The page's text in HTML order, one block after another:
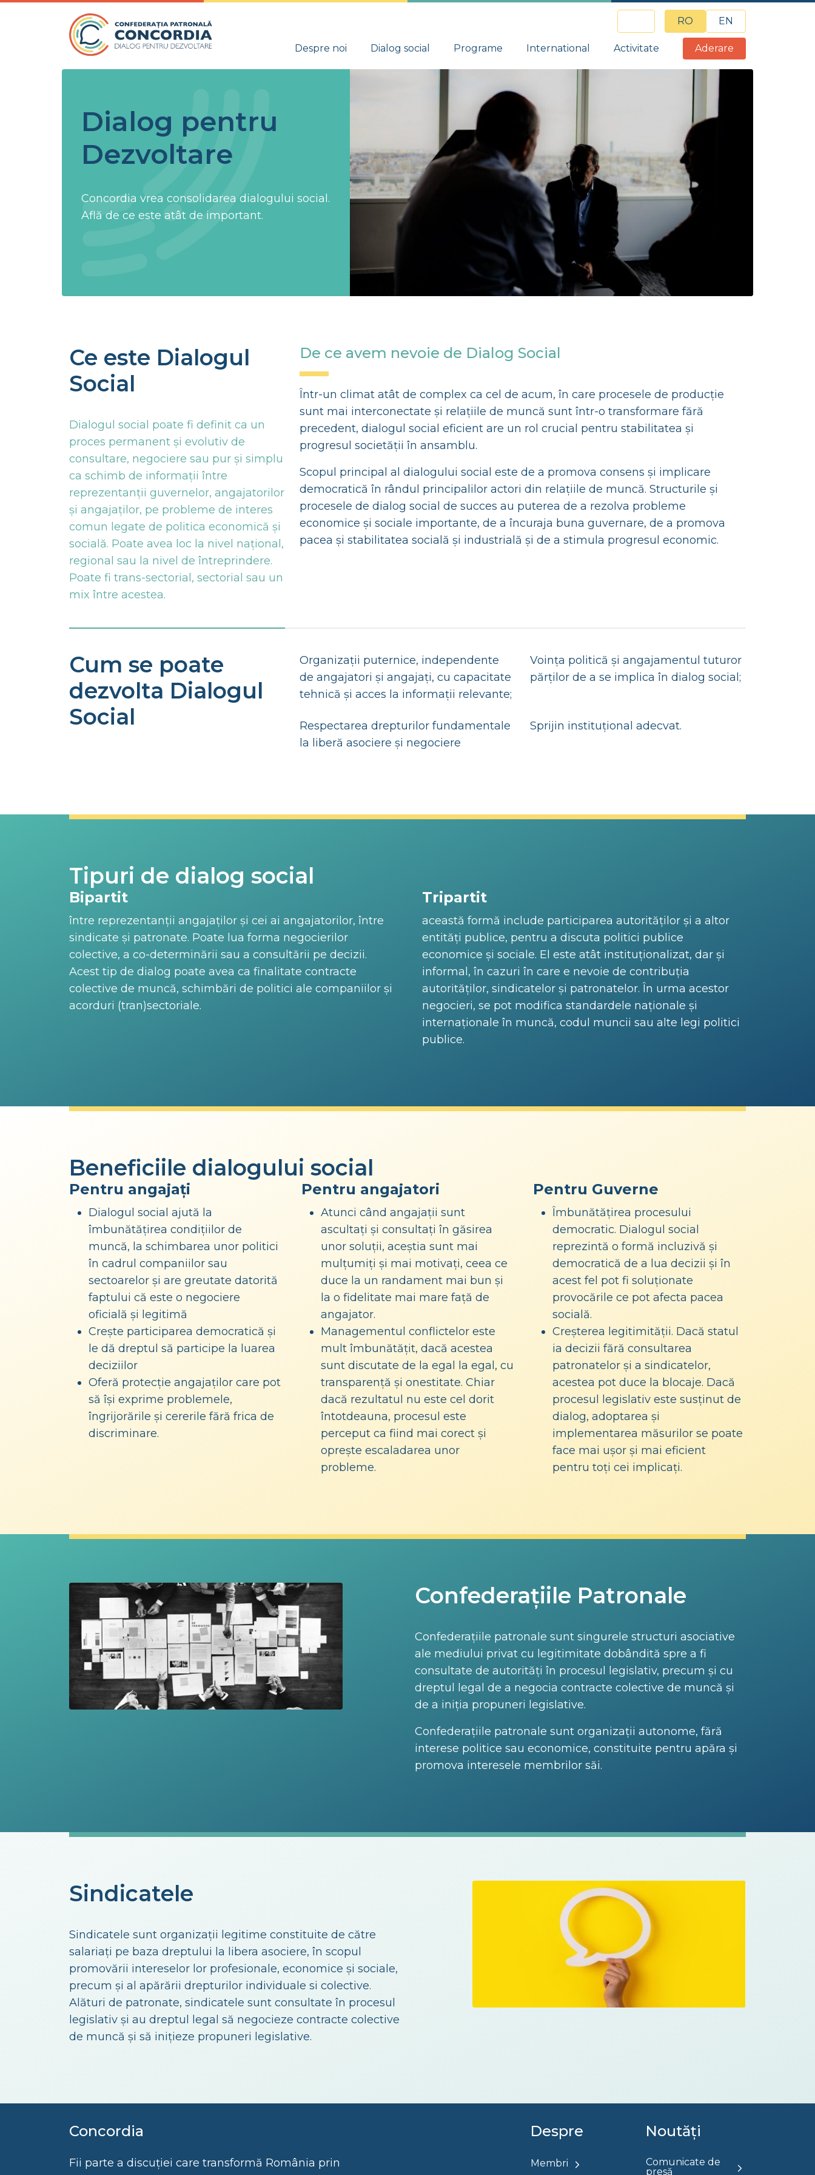
RO EN
Despre noi Dialog social Programe International Activitate Aderare
Dialog pentru
Dezvoltare
Concordia vrea consolidarea dialogului social.
Află de ce este atât de important.
Ce este Dialogul
Social
Dialogul social poate fi definit ca un
proces permanent și evolutiv de
consultare, negociere sau pur și simplu
ca schimb de informații între
reprezentanții guvernelor, angajatorilor
și angajaților, pe probleme de interes
comun legate de politica economică și
socială. Poate avea loc la nivel național,
regional sau la nivel de întreprindere.
Poate fi trans-sectorial, sectorial sau un
mix între acestea.
De ce avem nevoie de Dialog Social
Într-un climat atât de complex ca cel de acum, în care procesele de producție
sunt mai interconectate și relațiile de muncă sunt într-o transformare fără
precedent, dialogul social eficient are un rol crucial pentru stabilitatea și
progresul societății în ansamblu.
Scopul principal al dialogului social este de a promova consens și implicare
democratică în rândul principalilor actori din relațiile de muncă. Structurile și
procesele de dialog social de succes au puterea de a rezolva probleme
economice și sociale importante, de a încuraja buna guvernare, de a promova
pacea și stabilitatea socială și industrială și de a stimula progresul economic.
Cum se poate
dezvolta Dialogul
Social
Organizații puternice, independente
de angajatori și angajați, cu capacitate
tehnică și acces la informații relevante;
Voința politică și angajamentul tuturor
părților de a se implica în dialog social;
Respectarea drepturilor fundamentale
la liberă asociere și negociere
Sprijin instituțional adecvat.
Tipuri de dialog social
Bipartit
între reprezentanții angajaților și cei ai angajatorilor, între
sindicate și patronate. Poate lua forma negocierilor
colective, a co-determinării sau a consultării pe decizii.
Acest tip de dialog poate avea ca finalitate contracte
colective de muncă, schimbări de politici ale companiilor și
acorduri (tran)sectoriale.
Tripartit
această formă include participarea autorităților și a altor
entități publice, pentru a discuta politici publice
economice și sociale. El este atât instituționalizat, dar și
informal, în cazuri în care e nevoie de contribuția
autorităților, sindicatelor și patronatelor. În urma acestor
negocieri, se pot modifica standardele naționale și
internaționale în muncă, codul muncii sau alte legi politici
publice.
Beneficiile dialogului social
Pentru angajați
Dialogul social ajută la
îmbunătățirea condițiilor de
muncă, la schimbarea unor politici
în cadrul companiilor sau
sectoarelor și are greutate datorită
faptului că este o negociere
oficială și legitimă
Crește participarea democratică și
le dă dreptul să participe la luarea
deciziilor
Oferă protecție angajaților care pot
să își exprime problemele,
îngrijorările și cererile fără frica de
discriminare.
Pentru angajatori
Atunci când angajații sunt
ascultați și consultați în găsirea
unor soluții, aceștia sunt mai
mulțumiți și mai motivați, ceea ce
duce la un randament mai bun și
la o fidelitate mai mare față de
angajator.
Managementul conflictelor este
mult îmbunătățit, dacă acestea
sunt discutate de la egal la egal, cu
transparență și onestitate. Chiar
dacă rezultatul nu este cel dorit
întotdeauna, procesul este
perceput ca fiind mai corect și
oprește escaladarea unor
probleme.
Pentru Guverne
Îmbunătățirea procesului
democratic. Dialogul social
reprezintă o formă incluzivă și
democratică de a lua decizii și în
acest fel pot fi soluționate
provocările ce pot afecta pacea
socială.
Creșterea legitimității. Dacă statul
ia decizii fără consultarea
patronatelor și a sindicatelor,
acestea pot duce la blocaje. Dacă
procesul legislativ este susținut de
dialog, adoptarea și
implementarea măsurilor se poate
face mai ușor și mai eficient
pentru toți cei implicați.
Confederațiile Patronale
Confederațiile patronale sunt singurele structuri asociative
ale mediului privat cu legitimitate dobândită spre a fi
consultate de autorități în procesul legislativ, precum și cu
dreptul legal de a negocia contracte colective de muncă și
de a iniția propuneri legislative.
Confederațiile patronale sunt organizații autonome, fără
interese politice sau economice, constituite pentru apăra și
promova interesele membrilor săi.
Sindicatele
Sindicatele sunt organizații legitime constituite de către
salariați pe baza dreptului la libera asociere, în scopul
promovării intereselor lor profesionale, economice și sociale,
precum și al apărării drepturilor individuale si colective.
Alături de patronate, sindicatele sunt consultate în procesul
legislativ și au dreptul legal să negocieze contracte colective
de muncă și să inițieze propuneri legislative.
Concordia
Fii parte a discuției care transformă România prin
Despre
Membri
Noutăți
Comunicate de
presă